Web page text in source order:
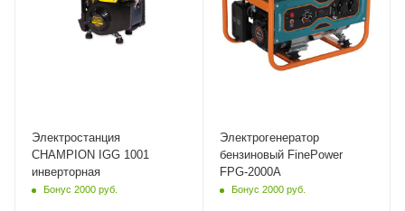
Электростанция
CHAMPION IGG 1001
инверторная
Бонус 2000 руб.
Электрогенератор
бензиновый FinePower
FPG-2000A
Бонус 2000 руб.